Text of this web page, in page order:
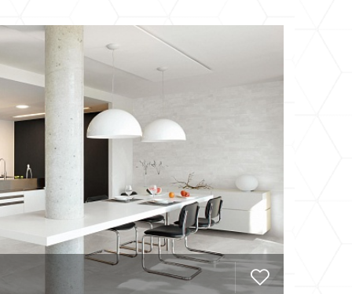
солнечных лучей, не
большой проходимости людей. Все
ее в равной степени в частных
Ergon, характерна
карточкой этого